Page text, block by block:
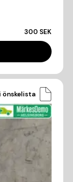
300 SEK
önskelista